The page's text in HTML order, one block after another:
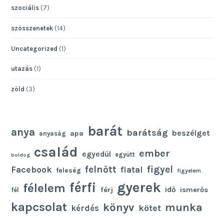
szociális (7)
szösszenetek (14)
Uncategorized (1)
utazás (1)
zöld (3)
anya anyaság apa barát barátság beszélget
boldog család egyedül együtt ember
Facebook feleség felnőtt fiatal figyel figyelem
fél félelem férfi férj gyerek idő ismerős
kapcsolat kérdés könyv kötet munka